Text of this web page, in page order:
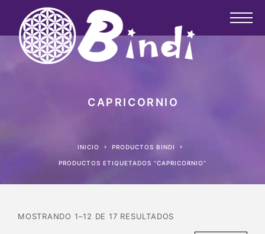
CAPRICORNIO
INICIO PRODUCTOS BINDI
PRODUCTOS ETIQUETADOS “CAPRICORNIO”
MOSTRANDO 1–12 DE 17 RESULTADOS